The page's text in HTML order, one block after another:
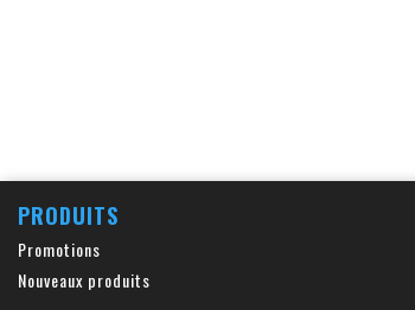
PRODUITS
Promotions
Nouveaux produits